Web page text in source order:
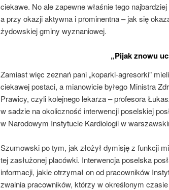
ciekawe. No ale zapewne właśnie tego
a przy okazji aktywna i prominentna – jak się
żydowskiej gminy wyznaniowej.
„Pijak znowu
Zamiast więc zeznań pani „koparki-agresorki”
ciekawej postaci, a mianowicie byłego Ministra
Prawicy, czyli kolejnego lekarza – profesora
w sadzie na okoliczność interwencji poselskiej
w Narodowym Instytucie Kardiologii w
Szumowski po tym, jak złożył dymisję z funkcji
tej zasłużonej placówki. Interwencja poselska
informacji, jakie otrzymał on od pracowników
zwalnia pracowników, którzy w określonym